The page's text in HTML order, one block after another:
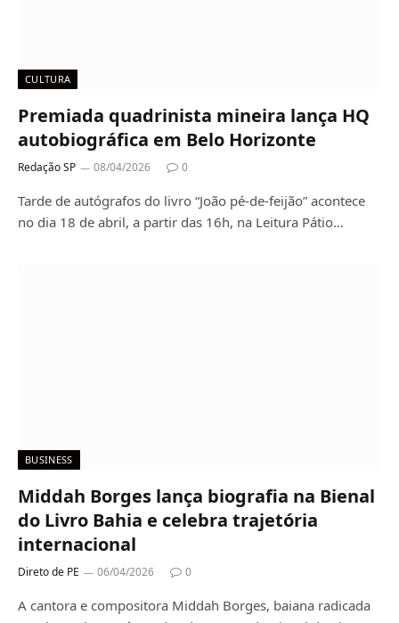
CULTURA
Premiada quadrinista mineira lança HQ
autobiográfica em Belo Horizonte
Redação SP 08/04/2026 0
Tarde de autógrafos do livro “João pé-de-feijão” acontece
no dia 18 de abril, a partir das 16h, na Leitura Pátio…
BUSINESS
Middah Borges lança biografia na Bienal
do Livro Bahia e celebra trajetória
internacional
Direto de PE 06/04/2026 0
A cantora e compositora Middah Borges, baiana radicada